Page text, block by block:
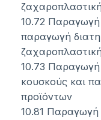
10.72 Παραγωγή
παραγωγή
10.73
κουσκούς και
προϊόντων
10.81